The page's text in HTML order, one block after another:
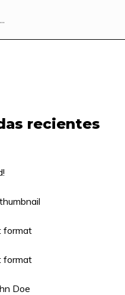
recientes
format
format
Doe